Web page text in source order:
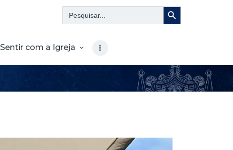
Search
for:
Search Button
Sentir com a Igreja